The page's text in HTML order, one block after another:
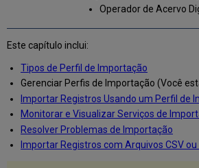
Importação:
Tipo
de
Perfil
Criar/Editar
um
Perfil
de
Operador de Acervo
Este capítulo inclui:
Tipos de Perfil de Importação
Gerenciar Perfis de Importação (Você
Importar Registros Usando um Perfil de
Monitorar e Visualizar Serviços de
Resolver Problemas de Importação
Importar Registros com Arquivos CSV ou